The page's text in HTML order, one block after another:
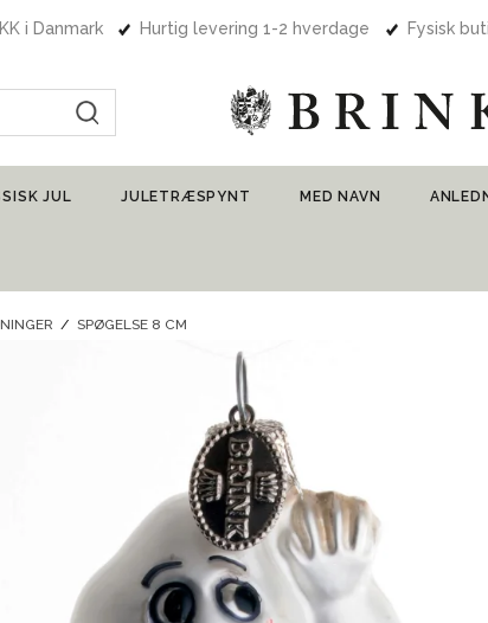
i Danmark Hurtig levering 1-2 hverdage Fysisk
JUL JULETRÆSPYNT MED NAVN
/ SPØGELSE 8 CM